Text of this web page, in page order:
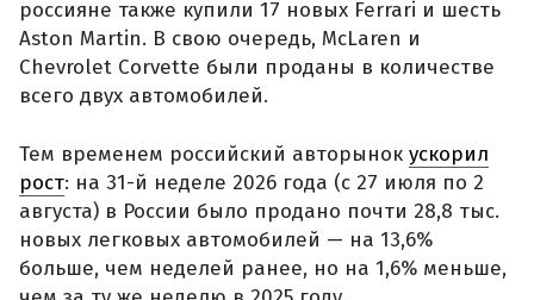
россияне также купили 17 новых Ferrari и шесть
Aston Martin. В свою очередь, McLaren и
Chevrolet Corvette были проданы в количестве
всего двух автомобилей.
Тем временем российский авторынок ускорил
рост: на 31-й неделе 2026 года (с 27 июля по 2
августа) в России было продано почти 28,8 тыс.
новых легковых автомобилей — на 13,6%
больше, чем неделей ранее, но на 1,6% меньше,